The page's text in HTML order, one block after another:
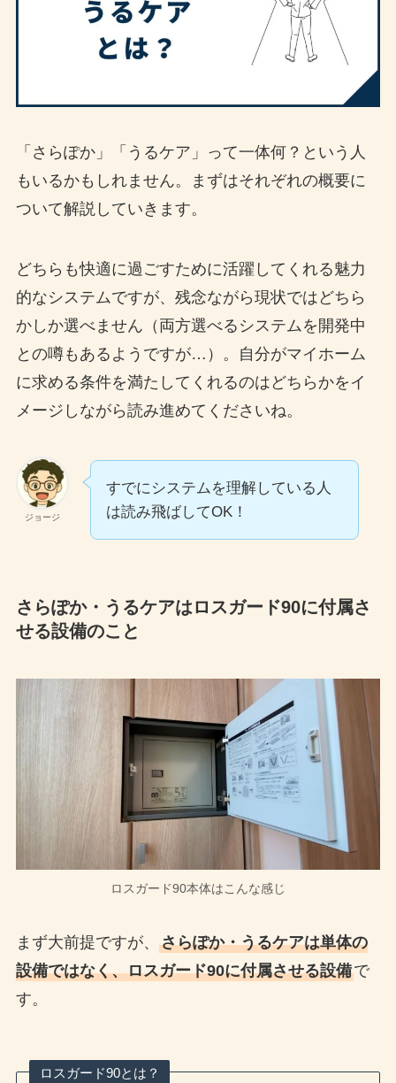
「さらぽか」「うるケア」って一体何？という人
もいるかもしれません。まずはそれぞれの概要に
ついて解説していきます。
どちらも快適に過ごすために活躍してくれる魅力
的なシステムですが、残念ながら現状ではどちら
かしか選べません（両方選べるシステムを開発中
との噂もあるようですが…）。自分がマイホーム
に求める条件を満たしてくれるのはどちらかをイ
メージしながら読み進めてくださいね。
ジョージ
すでにシステムを理解している人
は読み飛ばしてOK！
さらぽか・うるケアはロスガード90に付属さ
せる設備のこと
ロスガード90本体はこんな感じ
まず大前提ですが、 さらぽか・うるケアは単体の
設備ではなく、ロスガード90に付属させる設備で
す。
ロスガード90とは？